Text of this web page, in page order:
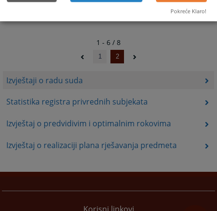
Izvještaji o radu suda
Statistika registra privrednih subjekata
Izvještaj o predvidivim i optimalnim rokovima
Izvještaj o realizaciji plana rješavanja predmeta
1 - 6 / 8
1 2
Pokreće Klaro!